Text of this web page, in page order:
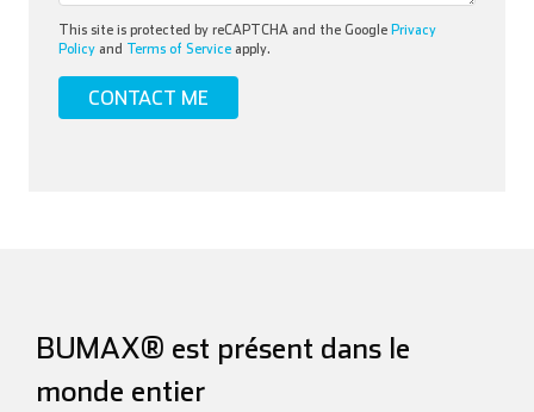
This site is protected by reCAPTCHA and the Google Privacy
Policy and Terms of Service apply.
BUMAX® est présent dans le
monde entier